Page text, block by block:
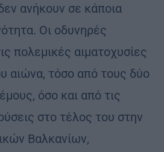
ανήκουν σε κάποια
Οι οδυνηρές
πολεμικές αιματοχυσίες
αιώνα, τόσο από τους δύο
όσο και από τις
στο τέλος του στην
Βαλκανίων,